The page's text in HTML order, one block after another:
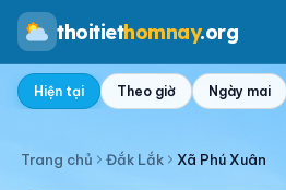
thoitiethomnay.org
Hiện tại Theo giờ Ngày mai
Trang chủ Đắk Lắk Xã Phú Xuân